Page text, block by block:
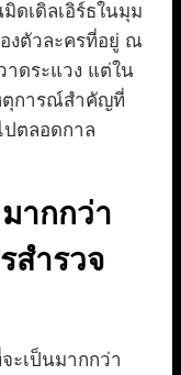
ดเดิลเอิร์ธในมุม
งตัวละครที่อยู่ ณ
าดระแวง แต่ใน
ตุการณ์สำคัญที่
ปตลอดกาล
ากกว่า
สำรวจ
ะเป็นมากกว่า